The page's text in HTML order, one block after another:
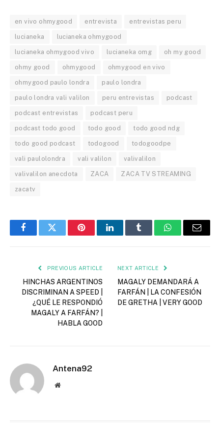
en vivo ohmygood entrevista entrevistas peru
lucianeka lucianeka ohmygood
lucianeka ohmygood vivo lucianeka omg oh my good
ohmy good ohmygood ohmygood en vivo
ohmygood paulo londra paulo londra
paulo londra vali valilon peru entrevistas podcast
podcast entrevistas podcast peru
podcast todo good todo good todo good ndg
todo good podcast todogood todogoodpe
vali paulolondra vali valilon valivalilon
valivalilon anecdota ZACA ZACA TV STREAMING
zacatv
FacebookTwitter PinterestLinkedInTumblr WhatsAppEmail
PREVIOUS ARTICLE
HINCHAS ARGENTINOS
DISCRIMINAN A SPEED |
¿QUÉ LE RESPONDIÓ
MAGALY A FARFÁN? |
HABLA GOOD
NEXT ARTICLE
MAGALY DEMANDARÁ A
FARFÁN | LA CONFESIÓN
DE GRETHA | VERY GOOD
Antena92
Website